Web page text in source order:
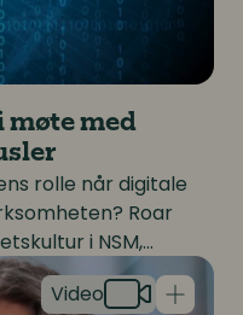
møte med
rolle når digitale
Roar
i NSM,
å utvikle strategier
er et faktum.
– hvorfor er det så